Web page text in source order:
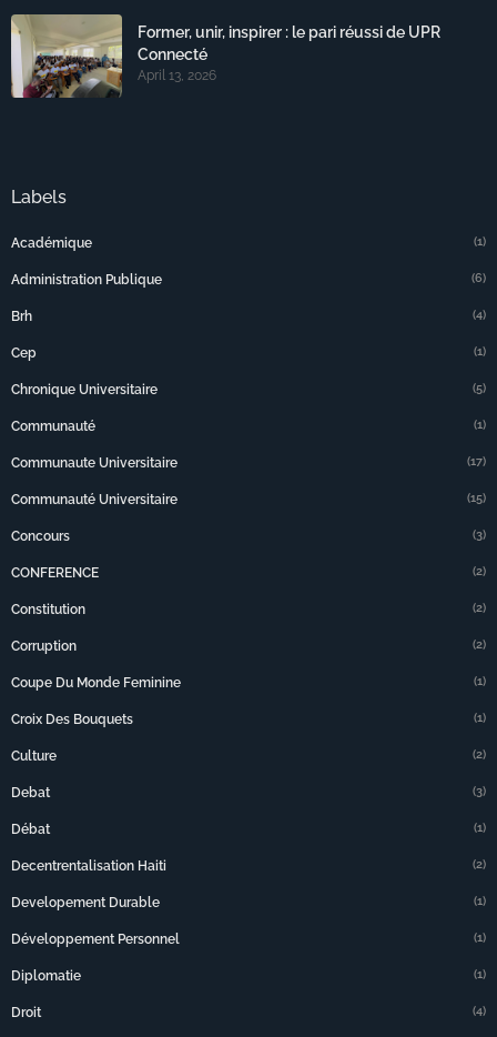
Former, unir, inspirer : le pari réussi de UPR
Connecté
April 13, 2026
Labels
Académique (1)
Administration Publique (6)
Brh (4)
Cep (1)
Chronique Universitaire (5)
Communauté (1)
Communaute Universitaire (17)
Communauté Universitaire (15)
Concours (3)
CONFERENCE (2)
Constitution (2)
Corruption (2)
Coupe Du Monde Feminine (1)
Croix Des Bouquets (1)
Culture (2)
Debat (3)
Débat (1)
Decentrentalisation Haiti (2)
Developement Durable (1)
Développement Personnel (1)
Diplomatie (1)
Droit (4)